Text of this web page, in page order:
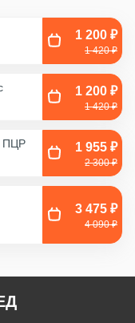
1 200 ₽
1 420 ₽
1 200 ₽
1 420 ₽
ПЦР
биоматериала
1 955 ₽
2 300 ₽
и флг - 1 час
3 475 ₽
4 090 ₽